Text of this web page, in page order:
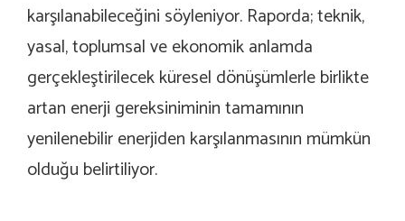
karşılanabileceğini söyleniyor. Raporda; teknik,
yasal, toplumsal ve ekonomik anlamda
gerçekleştirilecek küresel dönüşümlerle birlikte
artan enerji gereksiniminin tamamının
yenilenebilir enerjiden karşılanmasının mümkün
olduğu belirtiliyor.